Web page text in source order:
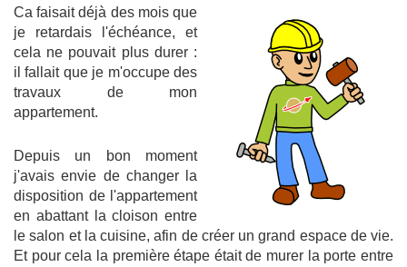
Ca faisait déjà des mois que
je retardais l'échéance, et
cela ne pouvait plus durer :
il fallait que je m'occupe des
travaux de mon
appartement.
Depuis un bon moment
j'avais envie de changer la
disposition de l'appartement
en abattant la cloison entre
le salon et la cuisine, afin de créer un grand espace de vie.
Et pour cela la première étape était de murer la porte entre